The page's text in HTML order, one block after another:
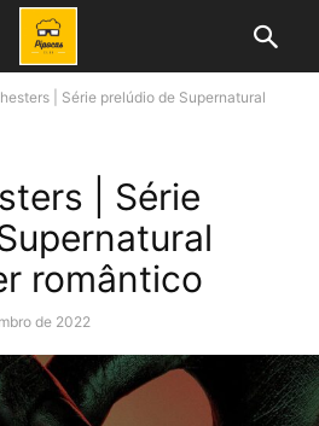
| Série prelúdio de Supernatural
| Série
romântico
de 2022